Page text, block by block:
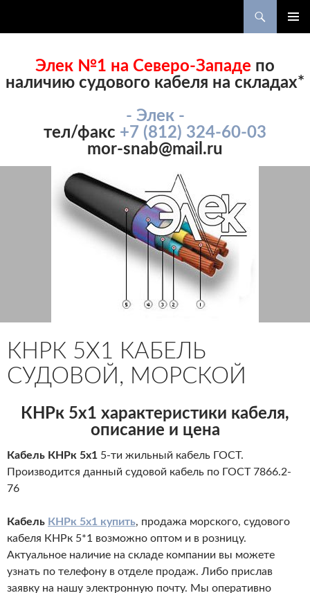
СОДЕРЖИМОМУ
Элек №1 на Северо-Западе по
наличию судового кабеля на складах*
- Элек -
тел/факс +7 (812) 324-60-03
mor-snab@mail.ru
КНРК 5Х1 КАБЕЛЬ
СУДОВОЙ, МОРСКОЙ
КНРк 5х1 характеристики кабеля,
описание и цена
Кабель КНРк 5х1 5-ти жильный кабель ГОСТ.
Производится данный судовой кабель по ГОСТ 7866.2-
76
Кабель КНРк 5х1 купить, продажа морского, судового
кабеля КНРк 5*1 возможно оптом и в розницу.
Актуальное наличие на складе компании вы можете
узнать по телефону в отделе продаж. Либо прислав
заявку на нашу электронную почту. Мы оперативно